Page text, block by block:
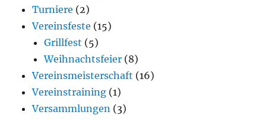
Turniere (2)
Vereinsfeste (15)
Grillfest (5)
Weihnachtsfeier (8)
Vereinsmeisterschaft (16)
Vereinstraining (1)
Versammlungen (3)